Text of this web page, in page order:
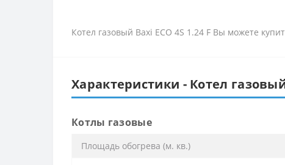
Котел газовый Baxi ECO 4S 1.24 F Вы можете
Характеристики - Котел газовый
Котлы газовые
Площадь обогрева (м. кв.)